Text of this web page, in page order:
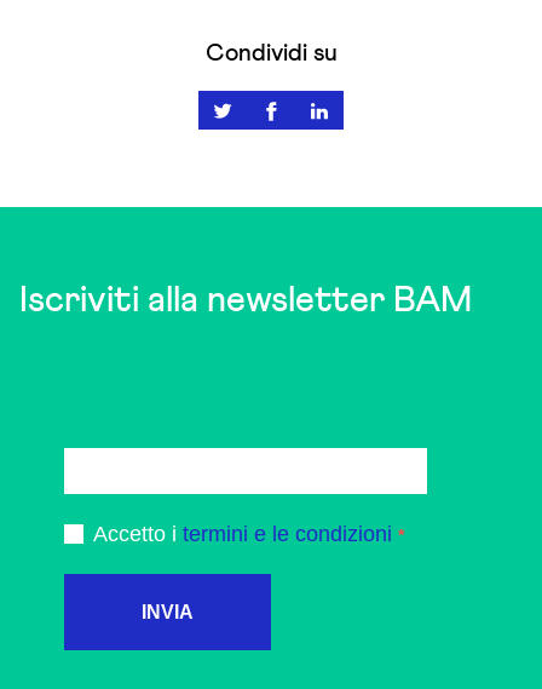
Condividi su
Iscriviti alla newsletter BAM
Accetto i termini e le condizioni
INVIA